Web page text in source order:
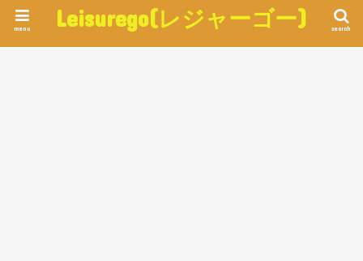
Leisurego(レジャーゴー) search
menu